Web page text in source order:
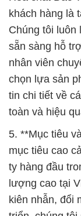
mục tiêu cao
ty hàng đầu
lượng cao tại
kiên nhẫn, đổi
triển, chúng
phần vào sự
nghiệp Việt
Trong tất cả
chất Đắc
lượng và sự
Chúng tôi tự
trong lĩnh vực
hợp tác với